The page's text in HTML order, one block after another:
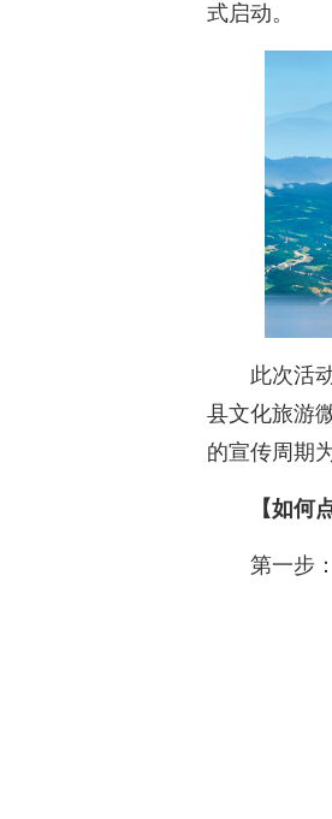
式启动。
此次活
县文化旅游
的宣传周期
【如何
第一步